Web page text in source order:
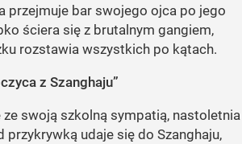
przejmuje bar swojego ojca po jego
ściera się z brutalnym gangiem,
rozstawia wszystkich po kątach.
z Szanghaju”
swoją szkolną sympatią, nastoletnia
udaje się do Szanghaju,